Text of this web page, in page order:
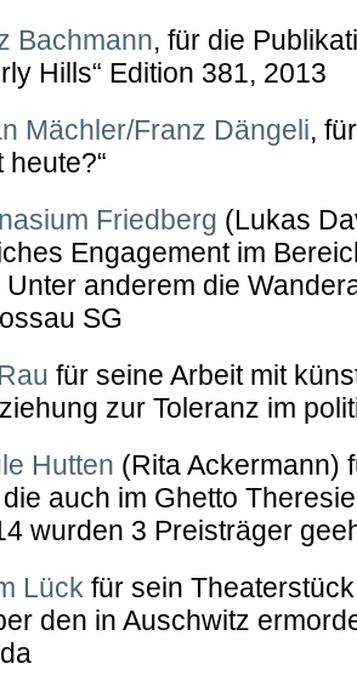
Bachmann, für die
Hills“ Edition 381, 2013
Mächler/Franz Dängeli,
heute?“
Friedberg (Lukas
Engagement im
Unter anderem die
SG
für seine Arbeit mit
zur Toleranz im
Hutten (Rita Ackermann)
auch im Ghetto
wurden 3 Preisträger
Lück für sein
den in Auschwitz